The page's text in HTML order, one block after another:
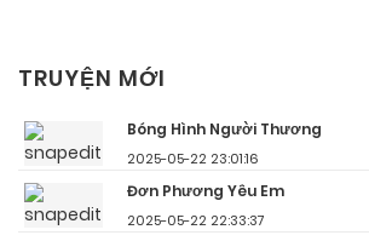
TRUYỆN MỚI
Bóng Hình Người Thương
2025-05-22 23:01:16
Đơn Phương Yêu Em
2025-05-22 22:33:37